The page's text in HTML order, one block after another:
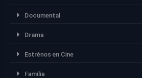
Documental
Drama
Estrénos en Cine
Familia